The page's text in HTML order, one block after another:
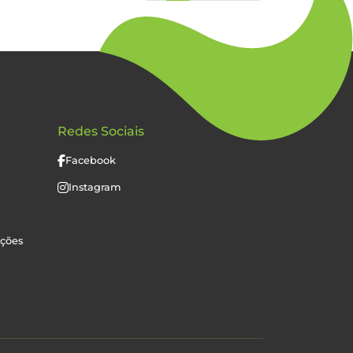
Redes Sociais
Facebook
Instagram